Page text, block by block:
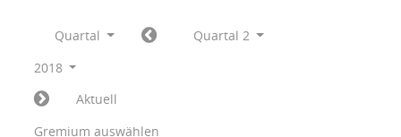
Quartal
Quartal 2
2018
Aktuell
Gremium auswählen